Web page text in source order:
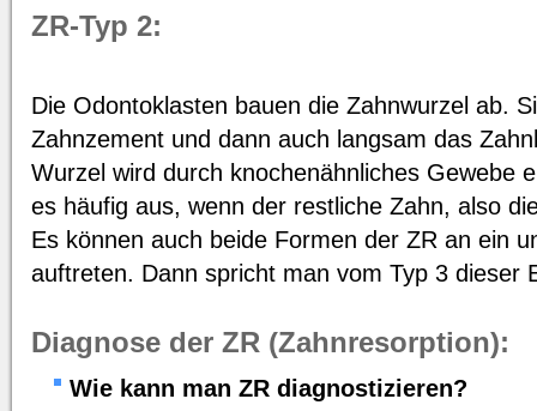
ZR-Typ 2:
Die Odontoklasten bauen die Zahnwurzel ab.
Zahnzement und dann auch langsam das
Wurzel wird durch knochenähnliches Gewebe
es häufig aus, wenn der restliche Zahn, also
Es können auch beide Formen der ZR an ein
auftreten. Dann spricht man vom Typ 3 dieser
Diagnose der ZR (Zahnresorption):
Wie kann man ZR diagnostizieren?